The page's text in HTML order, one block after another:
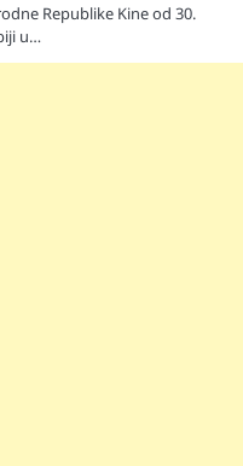
Republike Kine od 30.
u…